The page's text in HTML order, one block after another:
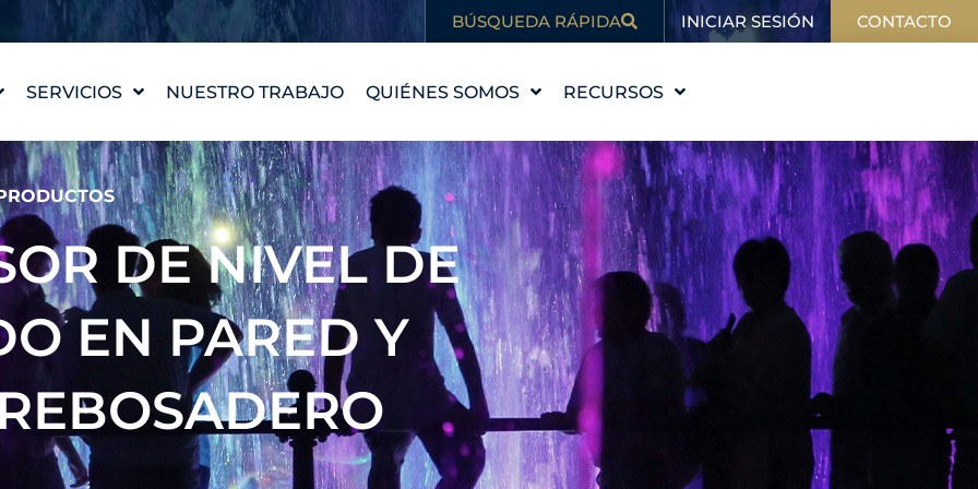
BÚSQUEDA RÁPIDA INICIAR SESIÓN CONTACTO
SERVICIOS
DISEÑO DE FUENTES
WATERLAB™
PRODUCTOS Y
ASISTENCIA TÉCNICA
NUESTRO TRABAJO QUIÉNES SOMOS
NUESTRA HISTORIA
NUESTROS VALORES
CONOCE AL EQUIPO
CARRERAS
PROFESIONALES
RECURSOS
EDUCACIÓN
BLOG
EN LAS NOTICIAS
DE NIVEL DE
EN PARED Y